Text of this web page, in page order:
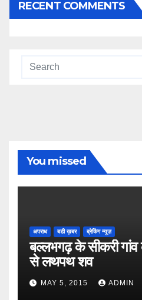
RECENT COMMENTS
You missed
अपराध बडी ख़बर ब्रेकिंग न्यूज़
बल्लभगढ़ के सीकरी
से लथपथ शव
MAY 5, 2015 ADMIN